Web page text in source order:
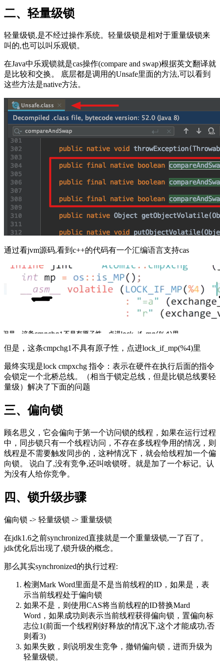
二、轻量级锁
轻量级锁,是不经过操作系统。轻量级锁是相对于重量级锁来
叫的,也可以叫乐观锁。
在Java中乐观锁就是cas操作(compare and swap)根据英文翻译就
是比较和交换。 底层都是调用的Unsafe里面的方法,可以看到
这些方法是native方法。
通过看jvm源码,看到c++的代码有一个汇编语言支持cas
但是，这条cmpchg1不具有原子性，点进lock_if_mp(%4)里
最终实现是lock cmpxchg 指令：表示在硬件在执行后面的指令
会锁定一个北桥总线。（相当于锁定总线，但是比锁总线要轻
量级）解决了下面的问题
三、偏向锁
顾名思义，它会偏向于第一个访问锁的线程，如果在运行过程
中，同步锁只有一个线程访问，不存在多线程争用的情况，则
线程是不需要触发同步的，这种情况下，就会给线程加一个偏
向锁。 说白了,没有竞争,还叫啥锁呀。就是加了一个标记。认
为没有人给你竞争。
四、锁升级步骤
偏向锁 -> 轻量级锁 -> 重量级锁
在jdk1.6之前synchronized直接就是一个重量级锁,一了百了。
jdk优化后出现了,锁升级的概念。
那么其实synchronized的执行过程:
检测Mark Word里面是不是当前线程的ID，如果是，表
示当前线程处于偏向锁
如果不是，则使用CAS将当前线程的ID替换Mard
Word，如果成功则表示当前线程获得偏向锁，置偏向标
志位1(前面一个线程刚好释放的情况下,这个才能成功,否
则看3)
如果失败，则说明发生竞争，撤销偏向锁，进而升级为
轻量级锁。